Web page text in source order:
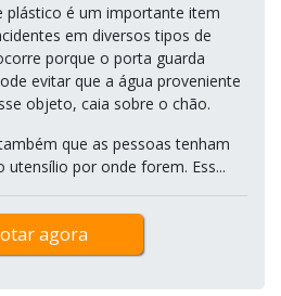
plástico é um importante item
em diversos tipos de
porque o porta guarda
evitar que a água proveniente
objeto, caia sobre o chão.
que as pessoas tenham
por onde forem. Ess...
agora